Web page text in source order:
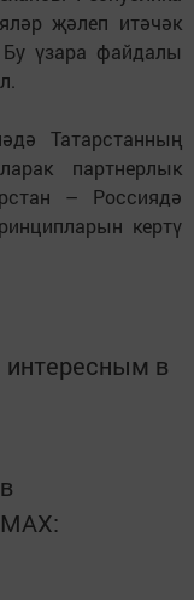
җәлеп итәчәк
үзара файдалы
Татарстанның
партнерлык
– Россиядә
кертү
в